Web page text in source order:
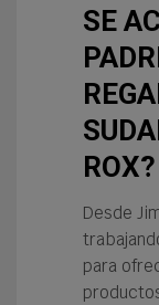
SE
ROX?
Desde
para